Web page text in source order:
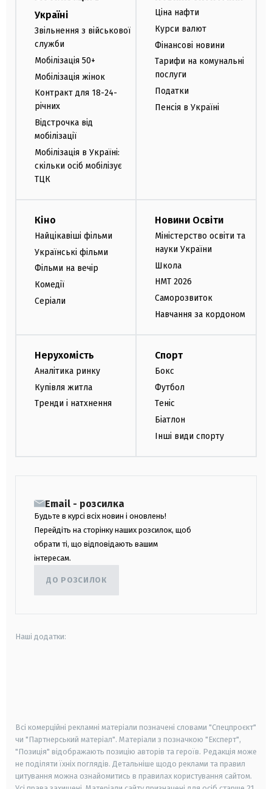
Україні
Звільнення з військової
служби
Мобілізація 50+
Мобілізація жінок
Контракт для 18-24-
річних
Відстрочка від
мобілізації
Мобілізація в Україні:
скільки осіб мобілізує
ТЦК
Ціна нафти
Курси валют
Фінансові новини
Тарифи на комунальні
послуги
Податки
Пенсія в Україні
Кіно
Найцікавіші фільми
Українські фільми
Фільми на вечір
Комедії
Серіали
Новини Освіти
Міністерство освіти та
науки України
Школа
НМТ 2026
Саморозвиток
Навчання за кордоном
Нерухомість
Аналітика ринку
Купівля житла
Тренди і натхнення
Спорт
Бокс
Футбол
Теніс
Біатлон
Інші види спорту
Email - розсилка
Будьте в курсі всіх новин і оновлень!
Перейдіть на сторінку наших розсилок, щоб
обрати ті, що відповідають вашим
інтересам.
ДО РОЗСИЛОК
Наші додатки:
Всі комерційні рекламні матеріали позначені словами "Спецпроєкт"
чи "Партнерський матеріал". Матеріали з позначкою "Експерт",
"Позиція" відображають позицію авторів та героїв. Редакція може
не поділяти їхніх поглядів. Детальніше щодо реклами та правил
цитування можна ознайомитись в правилах користування сайтом.